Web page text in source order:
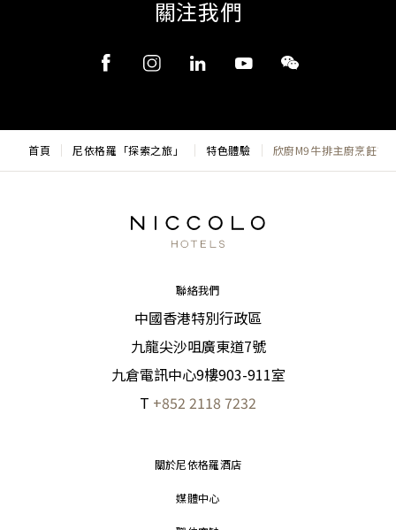
關注我們
首頁 尼依格羅「探索之旅」 特色體驗 欣廚M9牛排主廚烹飪課
聯絡我們
中國香港特別行政區
九龍尖沙咀廣東道7號
九倉電訊中心9樓903-911室
T +852 2118 7232
關於尼依格羅酒店
媒體中心